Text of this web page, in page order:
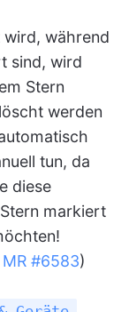
wird, während
sind, wird
Stern
werden
tun, da
diese
markiert
#6583)